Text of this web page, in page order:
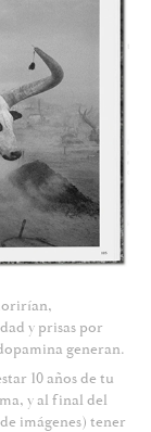
y prisas por
generan.
10 años de tu
y al final del
imágenes) tener